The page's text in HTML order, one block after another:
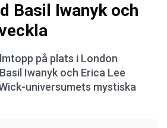
Basil Iwanyk och
på plats i London
Iwanyk och Erica Lee
universumets mystiska